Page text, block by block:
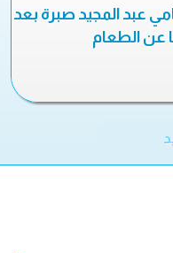
عبد المجيد صبرة بعد
عن الطعام